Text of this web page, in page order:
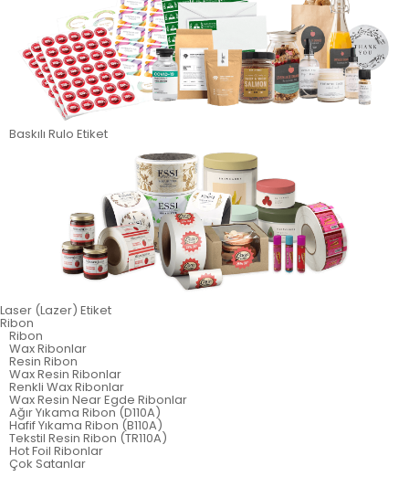
Baskılı Rulo Etiket
Laser (Lazer) Etiket
Ribon
Ribon
Wax Ribonlar
Resin Ribon
Wax Resin Ribonlar
Renkli Wax Ribonlar
Wax Resin Near Egde Ribonlar
Ağır Yıkama Ribon (D110A)
Hafif Yıkama Ribon (B110A)
Tekstil Resin Ribon (TR110A)
Hot Foil Ribonlar
Çok Satanlar